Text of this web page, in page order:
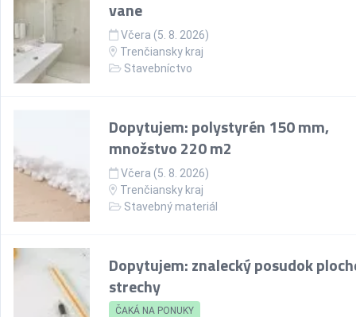
vane
Včera (5. 8. 2026)
Trenčiansky kraj
Stavebníctvo
Dopytujem: polystyrén 150 mm,
množstvo 220 m2
Včera (5. 8. 2026)
Trenčiansky kraj
Stavebný materiál
Dopytujem: znalecký posudok
strechy
ČAKÁ NA PONUKY